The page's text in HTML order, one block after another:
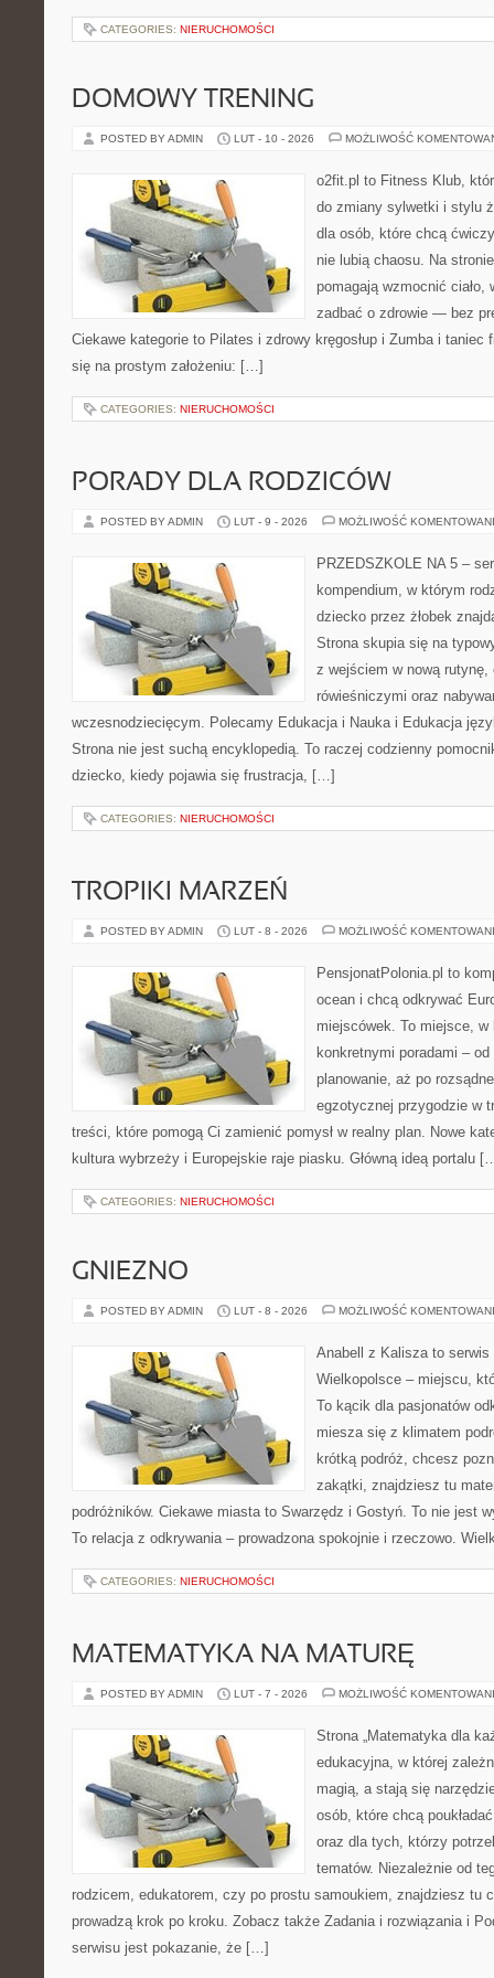
CATEGORIES: NIERUCHOMOŚCI
DOMOWY TRENING
POSTED BY ADMIN LUT - 10 - 2026 MOŻLIWOŚĆ
o2fit.pl to Fitness Klub,
do zmiany sylwetki i stylu
dla osób, które chcą
nie lubią chaosu. Na
pomagają wzmocnić
zadbać o zdrowie — bez
Ciekawe kategorie to Pilates i zdrowy kręgosłup i Zumba i taniec
się na prostym założeniu: […]
CATEGORIES: NIERUCHOMOŚCI
PORADY DLA RODZICÓW
POSTED BY ADMIN LUT - 9 - 2026 MOŻLIWOŚĆ
PRZEDSZKOLE NA 5 –
kompendium, w którym
dziecko przez żłobek
Strona skupia się na
z wejściem w nową
rówieśniczymi oraz
wczesnodziecięcym. Polecamy Edukacja i Nauka i Edukacja
Strona nie jest suchą encyklopedią. To raczej codzienny
dziecko, kiedy pojawia się frustracja, […]
CATEGORIES: NIERUCHOMOŚCI
TROPIKI MARZEŃ
POSTED BY ADMIN LUT - 8 - 2026 MOŻLIWOŚĆ
PensjonatPolonia.pl to
ocean i chcą odkrywać
miejscówek. To miejsce,
konkretnymi poradami –
planowanie, aż po
egzotycznej przygodzie w
treści, które pomogą Ci zamienić pomysł w realny plan. Nowe
kultura wybrzeży i Europejskie raje piasku. Główną ideą portalu
CATEGORIES: NIERUCHOMOŚCI
GNIEZNO
POSTED BY ADMIN LUT - 8 - 2026 MOŻLIWOŚĆ
Anabell z Kalisza to
Wielkopolsce – miejscu,
To kącik dla pasjonatów
miesza się z klimatem
krótką podróż, chcesz
zakątki, znajdziesz tu
podróżników. Ciekawe miasta to Swarzędz i Gostyń. To nie jest
To relacja z odkrywania – prowadzona spokojnie i rzeczowo.
CATEGORIES: NIERUCHOMOŚCI
MATEMATYKA NA MATURĘ
POSTED BY ADMIN LUT - 7 - 2026 MOŻLIWOŚĆ
Strona „Matematyka dla
edukacyjna, w której
magią, a stają się
osób, które chcą
oraz dla tych, którzy
tematów. Niezależnie od
rodzicem, edukatorem, czy po prostu samoukiem, znajdziesz tu
prowadzą krok po kroku. Zobacz także Zadania i rozwiązania i
serwisu jest pokazanie, że […]